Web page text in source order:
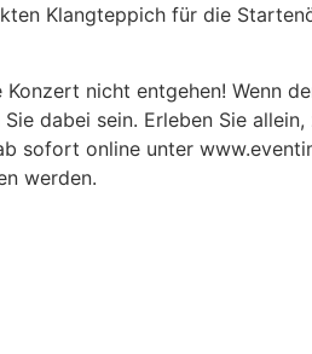
Klangteppich für die
nicht entgehen! Wenn
dabei sein. Erleben Sie
sofort online unter
werden.